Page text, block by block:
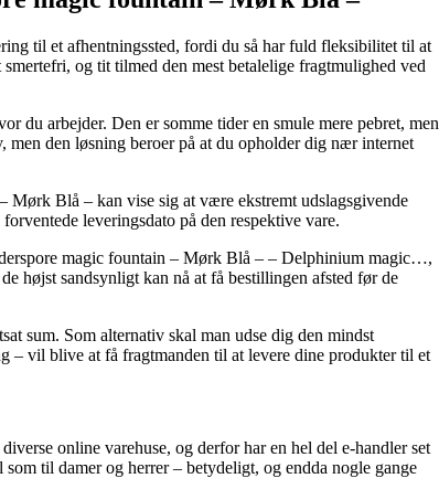
til et afhentningssted, fordi du så har fuld fleksibilitet til at
og tit tilmed den mest betalelige fragtmulighed ved
du arbejder. Den er somme tider en smule mere pebret, men
men den løsning beroer på at du opholder dig nær internet
Mørk Blå – kan vise sig at være ekstremt udslagsgivende
leveringsdato på den respektive vare.
magic fountain – Mørk Blå – – Delphinium magic…,
højst sandsynligt kan nå at få bestillingen afsted før de
sum. Som alternativ skal man udse dig den mindst
– vil blive at få fragtmanden til at levere dine produkter til et
online varehuse, og derfor har en hel del e-handler set
til damer og herrer – betydeligt, og endda nogle gange